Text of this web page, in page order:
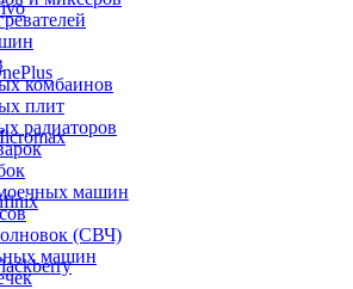
комбаинов
плит
радиаторов
машин
(СВЧ)
машин